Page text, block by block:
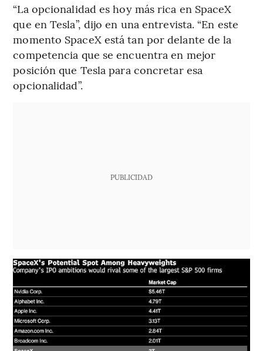
“La opcionalidad es hoy más rica en SpaceX
que en Tesla”, dijo en una entrevista. “En este
momento SpaceX está tan por delante de la
competencia que se encuentra en mejor
posición que Tesla para concretar esa
opcionalidad”.
PUBLICIDAD